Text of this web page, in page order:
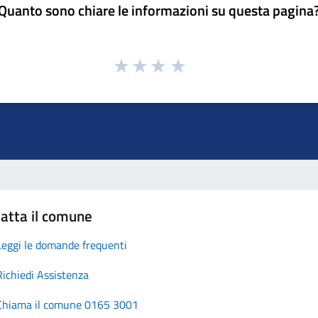
sono chiare le informazioni su questa
il comune
le domande frequenti
Assistenza
il comune 0165 3001